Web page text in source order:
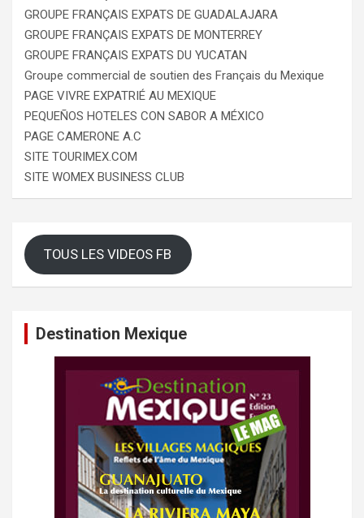
GROUPE FRANÇAIS EXPATS DE GUADALAJARA
GROUPE FRANÇAIS EXPATS DE MONTERREY
GROUPE FRANÇAIS EXPATS DU YUCATAN
Groupe commercial de soutien des Français du Mexique
PAGE VIVRE EXPATRIÉ AU MEXIQUE
PEQUEÑOS HOTELES CON SABOR A MÉXICO
PAGE CAMERONE A.C
SITE TOURIMEX.COM
SITE WOMEX BUSINESS CLUB
TOUS LES VIDEOS FB
Destination Mexique